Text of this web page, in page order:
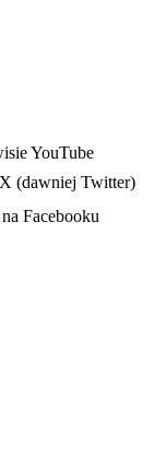
YouTube
(dawniej Twitter)
Facebooku